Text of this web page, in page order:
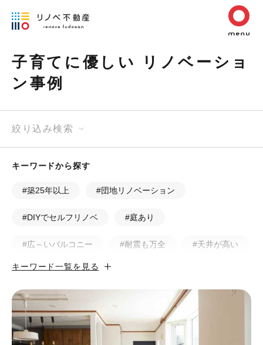
子育てに優しい リノベーショ
ン事例
絞り込み検索
キーワードから探す
#築25年以上 #団地リノベーション
#DIYでセルフリノベ #庭あり
#広～いバルコニー #耐震も万全 #天井が高い
#カフェ風 #昭和レトロ
#ナチュラル
#アンティーク調 #ハンモック
キーワード一覧を見る